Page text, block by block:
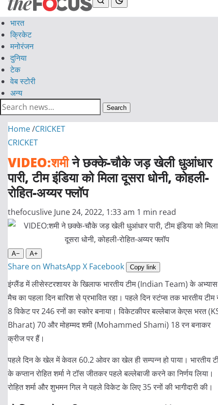
भारत
क्रिकेट
मनोरंजन
दुनिया
टेक
वेब स्टोरी
अन्य
Search
Home/CRICKET
CRICKET
VIDEO:शमीने छक्के-चौके जड़ खेली धुआंधार
पारी, टीम इंडिया को मिला दूसरा धोनी, कोहली-
रोहित-अय्यर फ्लॉप
thefocuslive June 24, 2022, 1:33 am 1 min read
A− A+
Share on WhatsApp X Facebook Copy link
इंग्लैंड में लीसेस्टरशायर के खिलाफ भारतीय टीम (Indian Team) के अभ्यास
मैच का पहला दिन बारिश से प्रभावित रहा। पहले दिन स्टंप्स तक भारतीय टीम
8 विकेट पर 246 रनों का स्कोर बनाया। विकेटकीपर बल्लेबाज केएस भरत
Bharat) 70 और मोहम्मद शमी (Mohammed Shami) 18 रन बनाकर
क्रीज पर हैं।
पहले दिन के खेल में केवल 60.2 ओवर का खेल ही सम्पन्न हो पाया। भारतीय
के कप्तान रोहित शर्मा ने टॉस जीतकर पहले बल्लेबाजी करने का निर्णय लिया।
रोहित शर्मा और शुभमन गिल ने पहले विकेट के लिए 35 रनों की भागीदारी की।